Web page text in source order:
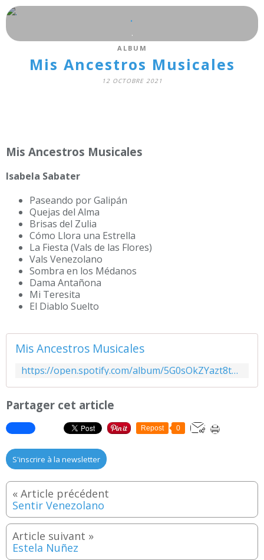
.
.
ALBUM
Mis Ancestros Musicales
12 OCTOBRE 2021
Mis Ancestros Musicales
Isabela Sabater
Paseando por Galipán
Quejas del Alma
Brisas del Zulia
Cómo Llora una Estrella
La Fiesta (Vals de las Flores)
Vals Venezolano
Sombra en los Médanos
Dama Antañona
Mi Teresita
El Diablo Suelto
Mis Ancestros Musicales
https://open.spotify.com/album/5G0sOkZYazt8tw1Is9rMfZ?si=90vHYfMEQBSoLRLX56jE-w&utm_source=copy-link&dl_branch=1
Partager cet article
Repost 0
S'inscrire à la newsletter
Sentir Venezolano
Estela Nuñez